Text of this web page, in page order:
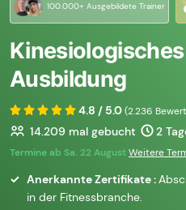
100.000+ Ausgebildete Trainer
Ausbildung
4.8 / 5.0(2.236
14.209 mal gebucht 2
Termine ab Sa. 22 AugustWeitere
Anerkannte Zertifikate :
in der Fitnessbranche.